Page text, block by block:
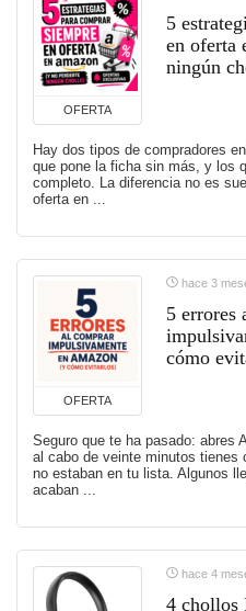
OFERTA
5
en oferta
ningún
Hay dos tipos de compradores
que pone la ficha sin más, y los
completo. La diferencia no es
oferta en ...
OFERTA
hace 3
5 errores
cómo
Seguro que te ha pasado: abres
al cabo de veinte minutos tienes
no estaban en tu lista. Algunos
acaban ...
hace 4
4 chollos